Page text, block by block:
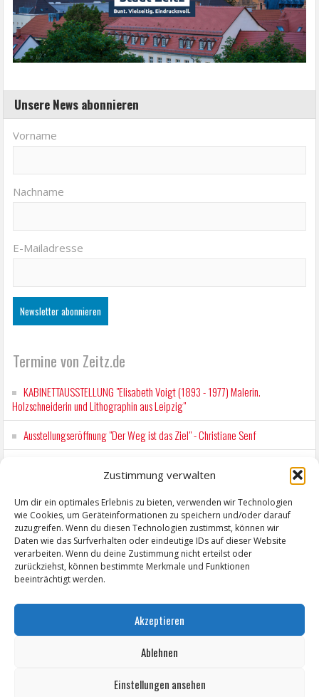
Zustimmung verwalten
Um dir ein optimales Erlebnis zu bieten, verwenden wir Technologien
wie Cookies, um Geräteinformationen zu speichern und/oder darauf
zuzugreifen. Wenn du diesen Technologien zustimmst, können wir
Daten wie das Surfverhalten oder eindeutige IDs auf dieser Website
verarbeiten. Wenn du deine Zustimmung nicht erteilst oder
zurückziehst, können bestimmte Merkmale und Funktionen
beeinträchtigt werden.
Akzeptieren
Ablehnen
Einstellungen ansehen
Unsere News abonnieren
Vorname
Nachname
E-Mailadresse
Termine von Zeitz.de
KABINETTAUSSTELLUNG "Elisabeth Voigt (1893 - 1977) Malerin.
Holzschneiderin und Lithographin aus Leipzig"
Ausstellungseröffnung "Der Weg ist das Ziel" - Christiane Senf
Kunstfest Zeitz